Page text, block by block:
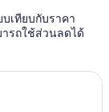
เทียบกับราคา
รถใช้ส่วนลดได้